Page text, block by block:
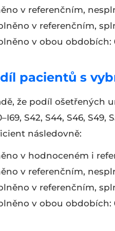
v referenčním,
v referenčním,
v obou obdobích:
pacientů s
že podíl ošetřených
S42, S44, S46,
následovně:
v hodnoceném i
v referenčním,
v referenčním,
v obou obdobích: